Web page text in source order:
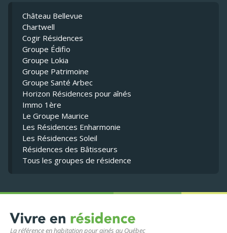
La référence en habitation pour ainés au Québec
Château Bellevue
Chartwell
Cogir Résidences
Groupe Édifio
Groupe Lokia
Groupe Patrimoine
Groupe Santé Arbec
Horizon Résidences pour aînés
Immo 1ère
Le Groupe Maurice
Les Résidences Enharmonie
Les Résidences Soleil
Résidences des Bâtisseurs
Tous les groupes de résidence